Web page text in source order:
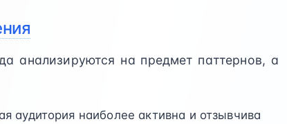
анализируются на предмет паттернов, а
аудитория наиболее активна и отзывчива